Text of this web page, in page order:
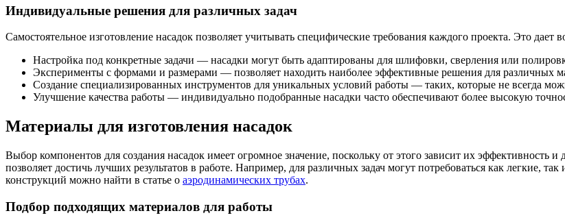
Индивидуальные решения для различных задач
Самостоятельное изготовление насадок позволяет учитывать специфические требования каждого проекта. Это дает
Настройка под конкретные задачи — насадки могут быть адаптированы для шлифовки, сверления или
Эксперименты с формами и размерами — позволяет находить наиболее эффективные решения для различных
Создание специализированных инструментов для уникальных условий работы — таких, которые не всегда
Улучшение качества работы — индивидуально подобранные насадки часто обеспечивают более высокую
Материалы для изготовления насадок
Выбор компонентов для создания насадок имеет огромное значение, поскольку от этого зависит их эффективность
позволяет достичь лучших результатов в работе. Например, для различных задач могут потребоваться как легкие,
конструкций можно найти в статье о аэродинамических трубах.
Подбор подходящих материалов для работы